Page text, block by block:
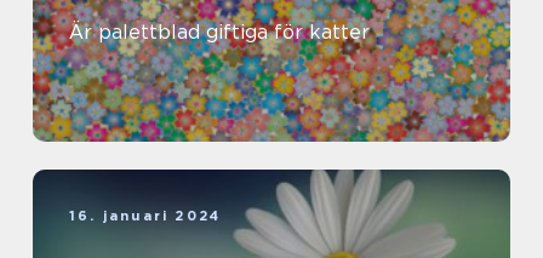
Är palettblad giftiga för katter
16. januari 2024